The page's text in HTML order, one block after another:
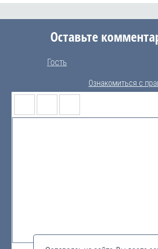
Оставьте
Гость
Ознакомиться с